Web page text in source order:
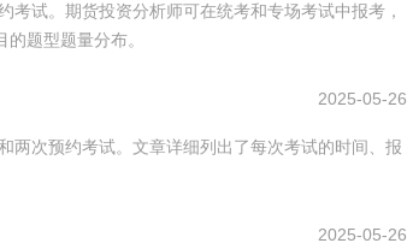
试。期货投资分析师可在统考和专场考试中报考，
题型题量分布。
2025-05-26
两次预约考试。文章详细列出了每次考试的时间、报
2025-05-26